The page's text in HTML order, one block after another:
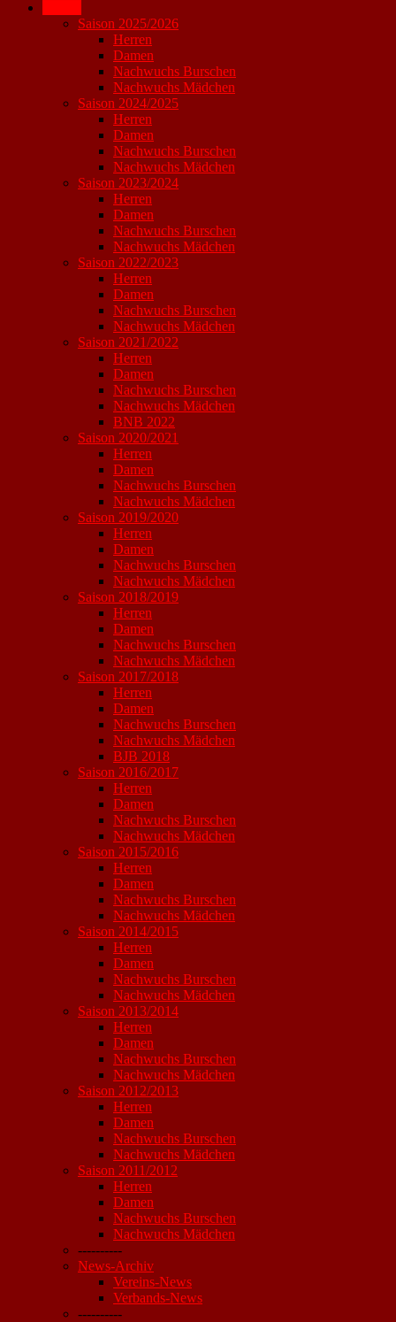
Saison 2025/2026
Herren
Damen
Nachwuchs Burschen
Nachwuchs Mädchen
Saison 2024/2025
Herren
Damen
Nachwuchs Burschen
Nachwuchs Mädchen
Saison 2023/2024
Herren
Damen
Nachwuchs Burschen
Nachwuchs Mädchen
Saison 2022/2023
Herren
Damen
Nachwuchs Burschen
Nachwuchs Mädchen
Saison 2021/2022
Herren
Damen
Nachwuchs Burschen
Nachwuchs Mädchen
BNB 2022
Saison 2020/2021
Herren
Damen
Nachwuchs Burschen
Nachwuchs Mädchen
Saison 2019/2020
Herren
Damen
Nachwuchs Burschen
Nachwuchs Mädchen
Saison 2018/2019
Herren
Damen
Nachwuchs Burschen
Nachwuchs Mädchen
Saison 2017/2018
Herren
Damen
Nachwuchs Burschen
Nachwuchs Mädchen
BJB 2018
Saison 2016/2017
Herren
Damen
Nachwuchs Burschen
Nachwuchs Mädchen
Saison 2015/2016
Herren
Damen
Nachwuchs Burschen
Nachwuchs Mädchen
Saison 2014/2015
Herren
Damen
Nachwuchs Burschen
Nachwuchs Mädchen
Saison 2013/2014
Herren
Damen
Nachwuchs Burschen
Nachwuchs Mädchen
Saison 2012/2013
Herren
Damen
Nachwuchs Burschen
Nachwuchs Mädchen
Saison 2011/2012
Herren
Damen
Nachwuchs Burschen
Nachwuchs Mädchen
----------
News-Archiv
Vereins-News
Verbands-News
----------